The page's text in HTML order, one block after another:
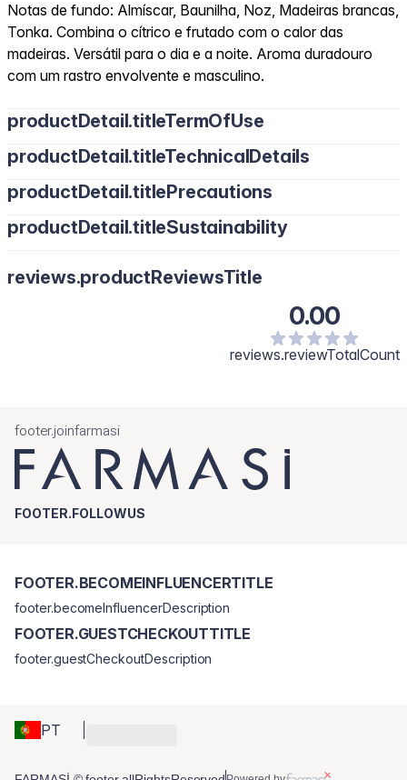
Notas de fundo: Almíscar, Baunilha, Noz, Madeiras brancas,
Tonka. Combina o cítrico e frutado com o calor das
madeiras. Versátil para o dia e a noite. Aroma duradouro
com um rastro envolvente e masculino.
productDetail.titleTermOfUse
productDetail.titleTechnicalDetails
productDetail.titlePrecautions
productDetail.titleSustainability
reviews.productReviewsTitle
0.00
reviews.reviewTotalCount
footer.joinfarmasi
FOOTER.FOLLOWUS
PT
FOOTER.BECOMEINFLUENCERTITLE
footer.becomeInfluencerDescription
FOOTER.GUESTCHECKOUTTITLE
footer.guestCheckoutDescription